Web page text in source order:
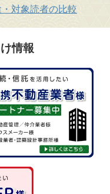
対象読者の比較
情報